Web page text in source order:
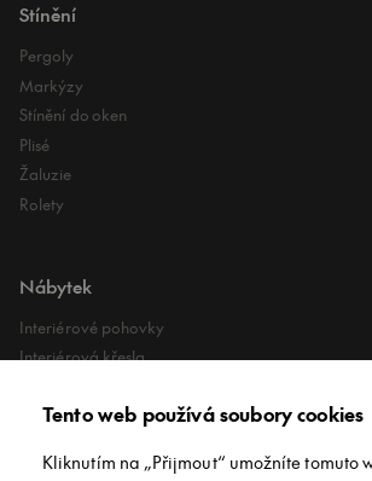
Stínění
Pergoly
Markýzy
Stínění do oken
Plisé
Žaluzie
Rolety
Nábytek
Interiérové pohovky
Interiérová křesla
Lehátka
Exteriérové pufy
Tento web používá soubory cookies
Kliknutím na „Přijmout“ umožníte tomuto